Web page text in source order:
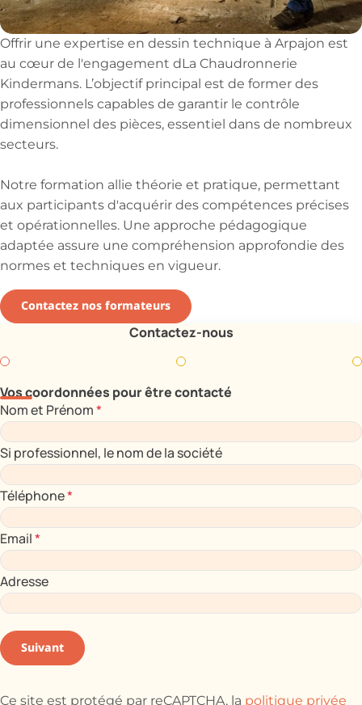
Offrir une expertise en dessin technique à Arpajon est
au cœur de l'engagement dLa Chaudronnerie
Kindermans. L’objectif principal est de former des
professionnels capables de garantir le contrôle
dimensionnel des pièces, essentiel dans de nombreux
secteurs.
Notre formation allie théorie et pratique, permettant
aux participants d'acquérir des compétences précises
et opérationnelles. Une approche pédagogique
adaptée assure une compréhension approfondie des
normes et techniques en vigueur.
Contactez nos formateurs
Vos coordonnées pour être contacté
Nom et Prénom*
Si professionnel, le nom de la société
Téléphone*
Email*
Adresse
Suivant
Ce site est protégé par reCAPTCHA, la politique privée
Contactez-nous